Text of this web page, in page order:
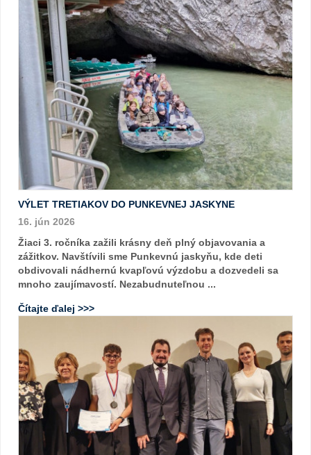
VÝLET TRETIAKOV DO PUNKEVNEJ JASKYNE
16. jún 2026
Žiaci 3. ročníka zažili krásny deň plný objavovania a
zážitkov. Navštívili sme Punkevnú jaskyňu, kde deti
obdivovali nádhernú kvapľovú výzdobu a dozvedeli sa
mnoho zaujímavostí. Nezabudnuteľnou ...
Čítajte ďalej >>>